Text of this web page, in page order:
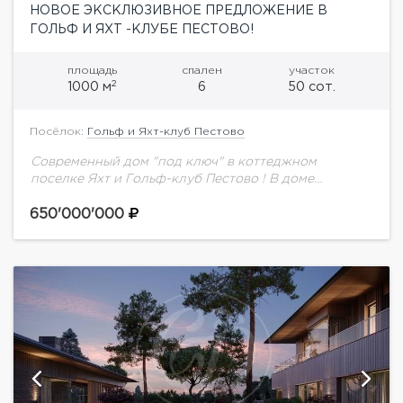
НОВОЕ ЭКСКЛЮЗИВНОЕ ПРЕДЛОЖЕНИЕ В
ГОЛЬФ И ЯХТ -КЛУБЕ ПЕСТОВО!
площадь
1000 м2
спален
6
участок
50 сот.
Посёлок: Гольф и Яхт-клуб Пестово
Современный дом "под ключ" в коттеджном
поселке Яхт и Гольф-клуб Пестово ! В доме
качественных материалов. Центром притяжения
650'000'000